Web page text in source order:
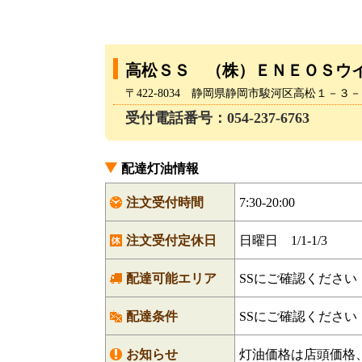
高松ＳＳ （株）ＥＮＥＯＳウ
〒422-8034 静岡県静岡市駿河区高松１－３
受付電話番号：054-237-6763
配達灯油情報
注文受付時間 7:30-20:00
注文受付定休日 日曜日 1/1-1/3
配達可能エリア SSにご確認ください
配達条件 SSにご確認ください
お知らせ 灯油価格は店頭価